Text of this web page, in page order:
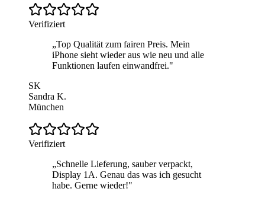
Verifiziert
„Top Qualität zum fairen Preis. Mein
iPhone sieht wieder aus wie neu und alle
Funktionen laufen einwandfrei."
SK
Sandra K.
München
Verifiziert
„Schnelle Lieferung, sauber verpackt,
Display 1A. Genau das was ich gesucht
habe. Gerne wieder!"